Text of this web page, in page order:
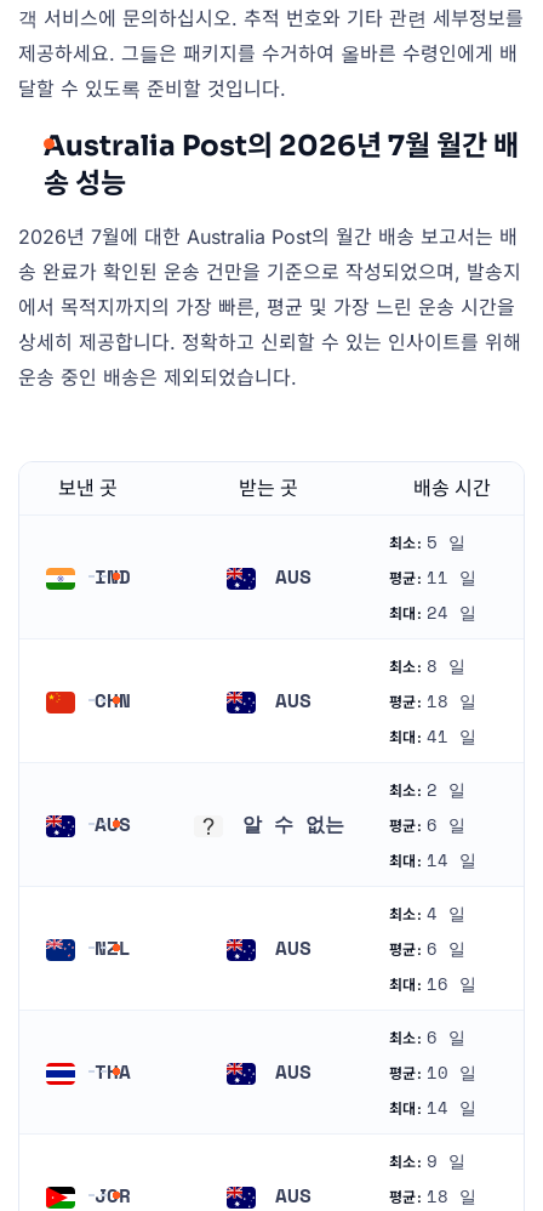
객 서비스에 문의하십시오. 추적 번호와 기타 관련 세부정보를
제공하세요. 그들은 패키지를 수거하여 올바른 수령인에게 배
달할 수 있도록 준비할 것입니다.
Australia Post의 2026년 7월 월간 배
송 성능
2026년 7월에 대한 Australia Post의 월간 배송 보고서는 배
송 완료가 확인된 운송 건만을 기준으로 작성되었으며, 발송지
에서 목적지까지의 가장 빠른, 평균 및 가장 느린 운송 시간을
상세히 제공합니다. 정확하고 신뢰할 수 있는 인사이트를 위해
운송 중인 배송은 제외되었습니다.
보낸 곳 받는 곳 배송 시간
IND AUS
최소: 5 일
평균: 11 일
최대: 24 일
CHN AUS
최소: 8 일
평균: 18 일
최대: 41 일
AUS 알 수 없는
최소: 2 일
평균: 6 일
최대: 14 일
NZL AUS
최소: 4 일
평균: 6 일
최대: 16 일
THA AUS
최소: 6 일
평균: 10 일
최대: 14 일
JOR AUS
최소: 9 일
평균: 18 일